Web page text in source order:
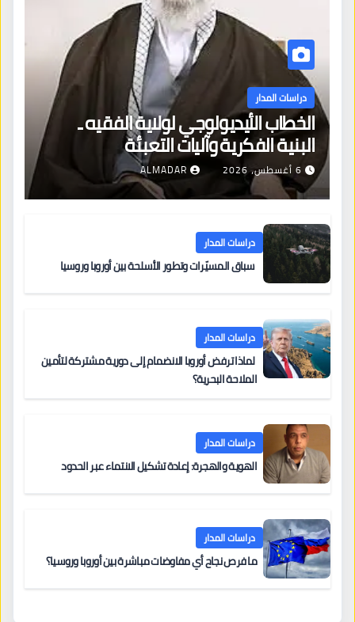
دراسات المدار
الخطاب الأيديولوجي لولاية الفقيه ـ
البنية الفكرية وآليات التعبئة
6 أغسطس، 2026 ALMADAR
دراسات المدار
سباق المسيّرات وتطور الأسلحة بين أوروبا وروسيا
دراسات المدار
لماذا ترفض أوروبا الانضمام إلى دورية مشتركة لتأمين
الملاحة البحرية؟
دراسات المدار
الهوية والهجرة: إعادة تشكيل الانتماء عبر الحدود
دراسات المدار
ما فرص نجاح أي مفاوضات مباشرة بين أوروبا وروسيا؟